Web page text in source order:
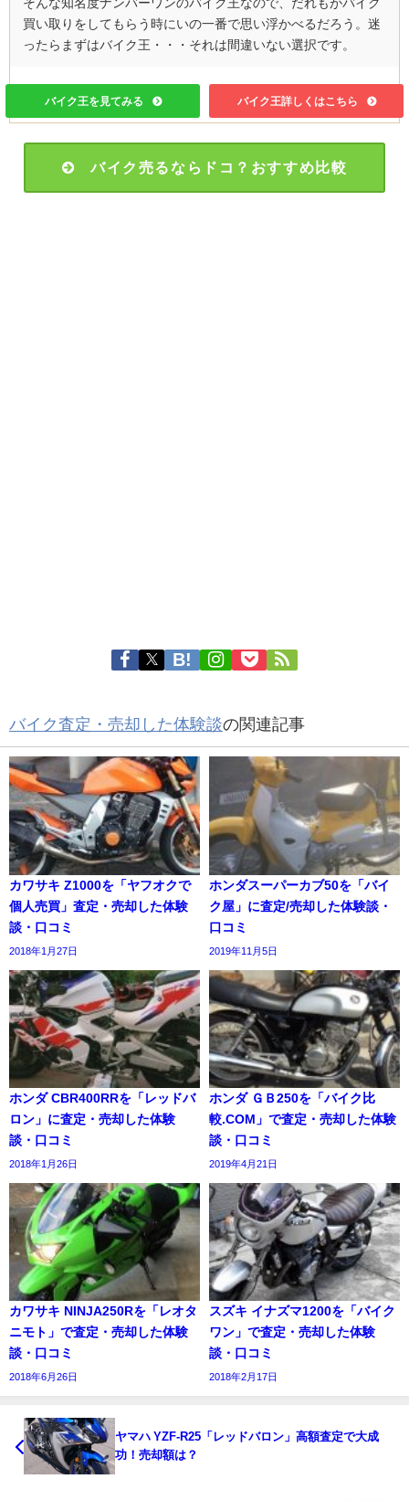
そんな知名度ナンバーワンのバイク王なので、だれもがバイク
買い取りをしてもらう時にいの一番で思い浮かべるだろう。迷
ったらまずはバイク王・・・それは間違いない選択です。
バイク王を見てみる バイク王詳しくはこちら
バイク売るならドコ？おすすめ比較
バイク査定・売却した体験談の関連記事
カワサキ Z1000を「ヤフオクで
個人売買」査定・売却した体験
談・口コミ
2018年1月27日
ホンダスーパーカブ50を「バイ
ク屋」に査定/売却した体験談・
口コミ
2019年11月5日
ホンダ CBR400RRを「レッドバ
ロン」に査定・売却した体験
談・口コミ
2018年1月26日
ホンダ ＧＢ250を「バイク比
較.COM」で査定・売却した体験
談・口コミ
2019年4月21日
カワサキ NINJA250Rを「レオタ
ニモト」で査定・売却した体験
談・口コミ
2018年6月26日
スズキ イナズマ1200を「バイク
ワン」で査定・売却した体験
談・口コミ
2018年2月17日
ヤマハ YZF-R25「レッドバロン」高額査定で大成
功！売却額は？